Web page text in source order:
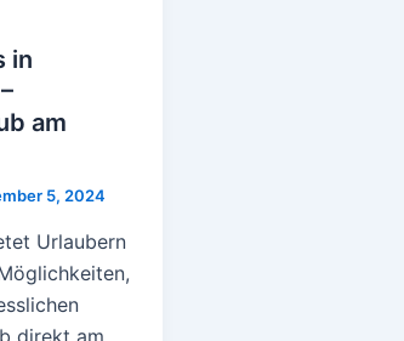
in
am
5, 2024
Urlaubern
direkt am